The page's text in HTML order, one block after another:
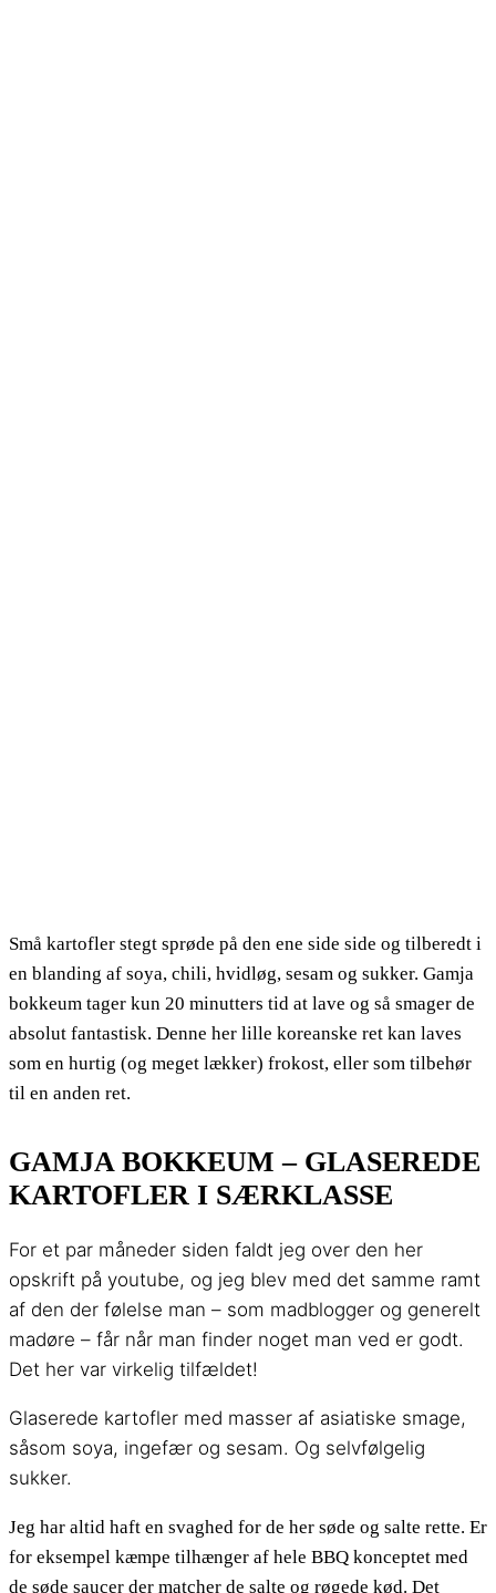
Små kartofler stegt sprøde på den ene side side og tilberedt i
en blanding af soya, chili, hvidløg, sesam og sukker. Gamja
bokkeum tager kun 20 minutters tid at lave og så smager de
absolut fantastisk. Denne her lille koreanske ret kan laves
som en hurtig (og meget lækker) frokost, eller som tilbehør
til en anden ret.
GAMJA BOKKEUM – GLASEREDE
KARTOFLER I SÆRKLASSE
For et par måneder siden faldt jeg over den her
opskrift på youtube, og jeg blev med det samme ramt
af den der følelse man – som madblogger og generelt
madøre – får når man finder noget man ved er godt.
Det her var virkelig tilfældet!
Glaserede kartofler med masser af asiatiske smage,
såsom soya, ingefær og sesam. Og selvfølgelig
sukker.
Jeg har altid haft en svaghed for de her søde og salte rette. Er
for eksempel kæmpe tilhænger af hele BBQ konceptet med
de søde saucer der matcher de salte og røgede kød. Det